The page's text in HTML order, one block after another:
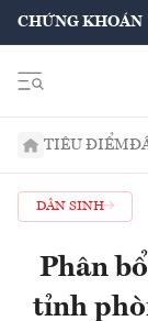
CHỨNG KHOÁN
TIÊU ĐIỂM
DÂN SINH
Phân
tỉnh